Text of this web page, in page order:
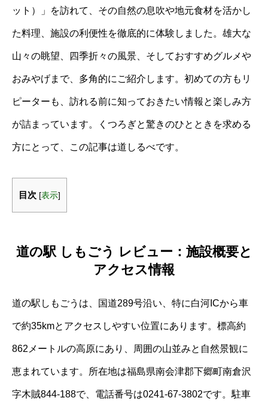
ット）」を訪れて、その自然の息吹や地元食材を活かし
た料理、施設の利便性を徹底的に体験しました。雄大な
山々の眺望、四季折々の風景、そしておすすめグルメや
おみやげまで、多角的にご紹介します。初めての方もリ
ピーターも、訪れる前に知っておきたい情報と楽しみ方
が詰まっています。くつろぎと驚きのひとときを求める
方にとって、この記事は道しるべです。
目次 [表示]
道の駅 しもごう レビュー：施設概要と
アクセス情報
道の駅しもごうは、国道289号沿い、特に白河ICから車
で約35kmとアクセスしやすい位置にあります。標高約
862メートルの高原にあり、周囲の山並みと自然景観に
恵まれています。所在地は福島県南会津郡下郷町南倉沢
字木賊844-188で、電話番号は0241-67-3802です。駐車